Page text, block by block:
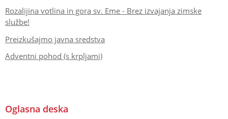
Rozalijina votlina in gora sv. Eme - Brez izvajanja zimske
službe!
Preizkušajmo javna sredstva
Adventni pohod (s krpljami)
Oglasna deska